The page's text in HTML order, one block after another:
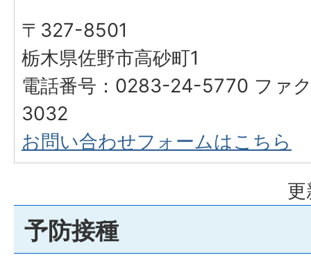
〒327-8501
栃木県佐野市高砂町1
電話番号：0283-24-5770 ファ
3032
お問い合わせフォームはこちら
予防接種